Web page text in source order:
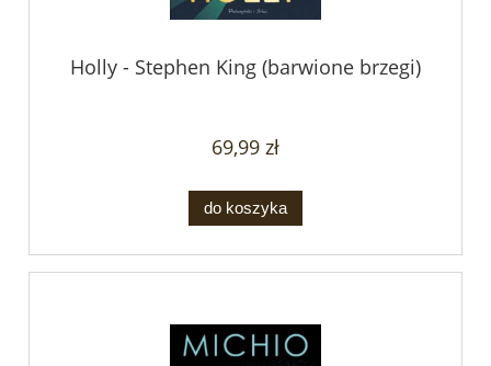
Holly - Stephen King (barwione brzegi)
69,99 zł
do koszyka